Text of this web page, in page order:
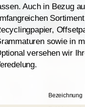
Auch in Bezug
sowie in
versehen wir
Bezeichnung